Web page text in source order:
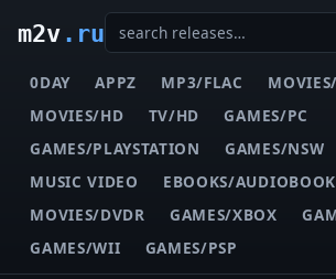
m2v.ru
0DAY APPZ MP3/FLAC
MOVIES/HD
TV/HD
GAMES/PC
GAMES/PLAYSTATION
GAMES/NSW
MUSIC VIDEO
EBOOKS/
MOVIES/DVDR
GAMES/XBOX
GAMES/WII
GAMES/PSP